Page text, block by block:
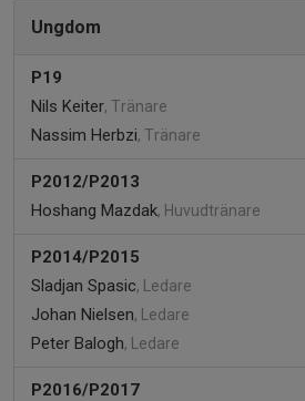
Ungdom
P19
Nils Keiter, Tränare
Nassim Herbzi, Tränare
P2012/P2013
Hoshang Mazdak, Huvudtränare
P2014/P2015
Sladjan Spasic, Ledare
Johan Nielsen, Ledare
Peter Balogh, Ledare
P2016/P2017